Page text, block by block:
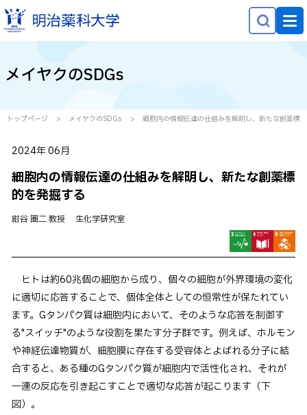
大学概要
学部学科・大学院
学生生活
社会貢献
受験生の方へ
在学生の方へ
保護者等の方へ
卒業生の方へ
企業・一般の方へ
ご支援をお考えの方へ
維持員の方へ
メイヤクのSDGs
トップページ メイヤクのSDGs 細胞内の情報伝達の仕組みを解明し、新たな創薬標
2024年 06月
細胞内の情報伝達の仕組みを解明し、新たな創薬標
的を発掘する
紺谷 圏二 教授 生化学研究室
ヒトは約60兆個の細胞から成り、個々の細胞が外界環境の変化
に適切に応答することで、個体全体としての恒常性が保たれてい
ます。Gタンパク質は細胞内において、そのような応答を制御す
る"スイッチ"のような役割を果たす分子群です。例えば、ホルモン
や神経伝達物質が、細胞膜に存在する受容体とよばれる分子に結
合すると、ある種のGタンパク質が細胞内で活性化され、それが
一連の反応を引き起こすことで適切な応答が起こります（下
図）。